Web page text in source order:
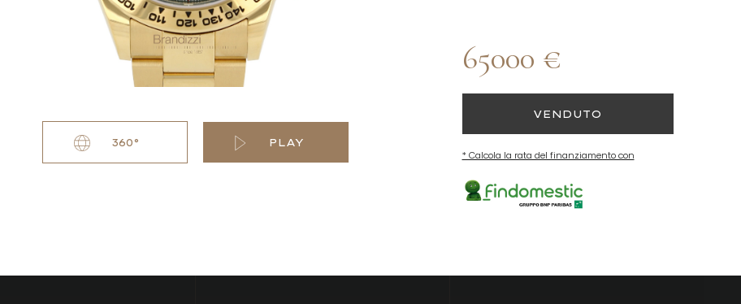
360° PLAY
65000 €
VENDUTO
* Calcola la rata del finanziamento con